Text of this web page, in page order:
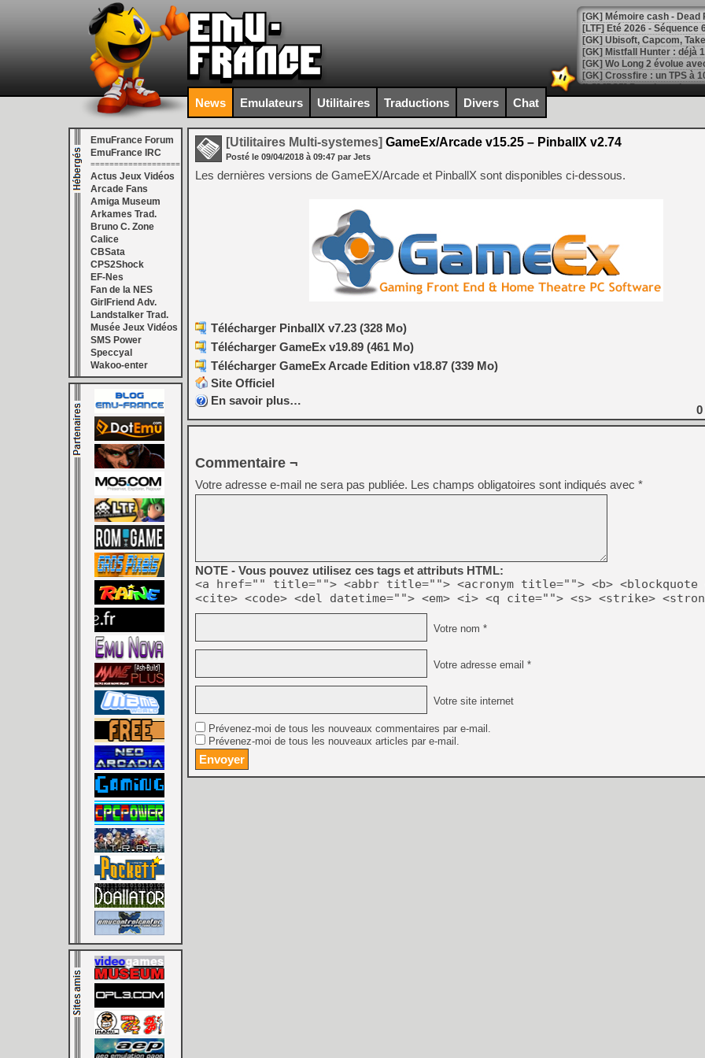
[LTF] Eté 2026 - Séquence
[GK] Mistfall Hunter : déjà
[GK] Wo Long 2 évolue
[GK] Crossfire : un TPS à
[LS] [PS5] Premiers
[Mo5] DOOM arrive en
[GK] Bethesda fête les 30
[GK] Roblox : l'action en
[GK] Agenda - GeForce
[GK] Devolver Digital en a
[LS] [PS5] ps5-y2jb-
[GK] Pourquoi Marvel
[GK] Test : Restory : Chill
[GK] GTA 6 : Rockstar
[GK] Hot Wheels Infinite
[GK] Mémoire cash -
[GK] Résultats Nintendo :
[GK] Déjà des
[Mo5] Brickboy cherche à
[GK] Minecraft et ses «
[GK] Beast of
[GK] Ubisoft : fin de partie
[GK] Mémoire cash -
[GK] Dan Houser (GTA)
[GK] Comment EA Sports
[GK] Crimson Moon : un
[GK] Isle of Reveries : le
[GK] Moonlighter 2 : The
[GK] Capcom relance
[GK] Guillermo del Toro
News Emulateurs Utilitaires Traductions Divers Chat
EmuFrance Forum
EmuFrance IRC
===================
Actus Jeux Vidéos
Arcade Fans
Amiga Museum
Arkames Trad.
Bruno C. Zone
Calice
CBSata
CPS2Shock
EF-Nes
Fan de la NES
GirlFriend Adv.
Landstalker Trad.
Musée Jeux Vidéos
SMS Power
Speccyal
Wakoo-enter
[Utilitaires Multi-systemes] GameEx/Arcade v15.25 – PinballX v2.74
Posté le 09/04/2018 à 09:47 par Jets
Les dernières versions de GameEX/Arcade et PinballX sont disponibles ci-dessous.
Télécharger PinballX v7.23 (328 Mo)
Télécharger GameEx v19.89 (461 Mo)
Télécharger GameEx Arcade Edition v18.87 (339 Mo)
Site Officiel
En savoir plus…
0
Commentaire ¬
Votre adresse e-mail ne sera pas publiée. Les champs obligatoires sont indiqués avec *
NOTE - Vous pouvez utilisez ces tags et attributs HTML:
<a href="" title=""> <abbr title=""> <acronym title=""> <b> <blockquote
<cite> <code> <del datetime=""> <em> <i> <q cite=""> <s> <strike>
Votre nom *
Votre adresse email *
Votre site internet
Prévenez-moi de tous les nouveaux commentaires par e-mail.
Prévenez-moi de tous les nouveaux articles par e-mail.